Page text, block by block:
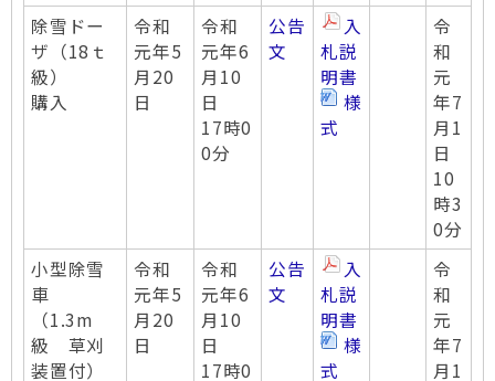
除雪ドー
ザ（18ｔ
級）
購入
令和
元年5
月20
日
令和
元年6
月10
日
17時0
0分
公告
文
入
札説
明書
様
式
令
和
元
年7
月1
日
10
時3
0分
小型除雪
車
（1.3m
級 草刈
装置付）
令和
元年5
月20
日
令和
元年6
月10
日
17時0
公告
文
入
札説
明書
様
式
令
和
元
年7
月1